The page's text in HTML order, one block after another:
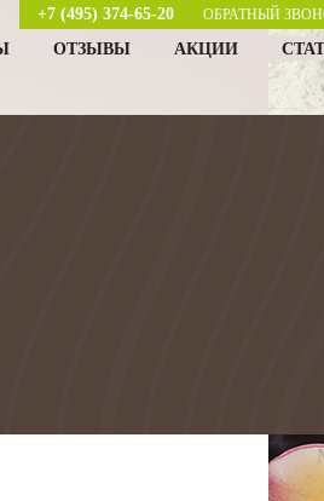
ОТЗЫВЫ АКЦИИ
+7 (495) 374-65-20 ОБРАТНЫЙ
клик